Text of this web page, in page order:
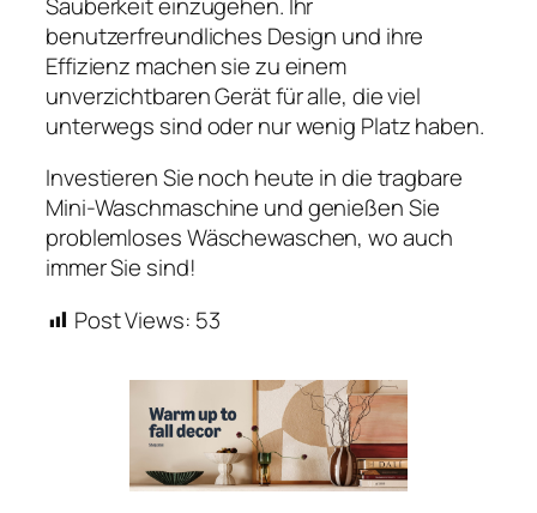
benutzerfreundliches Design und ihre
Effizienz machen sie zu einem
unverzichtbaren Gerät für alle, die viel
unterwegs sind oder nur wenig Platz haben.
Investieren Sie noch heute in die tragbare
Mini-Waschmaschine und genießen Sie
problemloses Wäschewaschen, wo auch
immer Sie sind!
Post Views: 53